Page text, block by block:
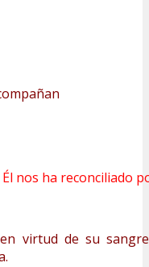
nos ha reconciliado
virtud de su